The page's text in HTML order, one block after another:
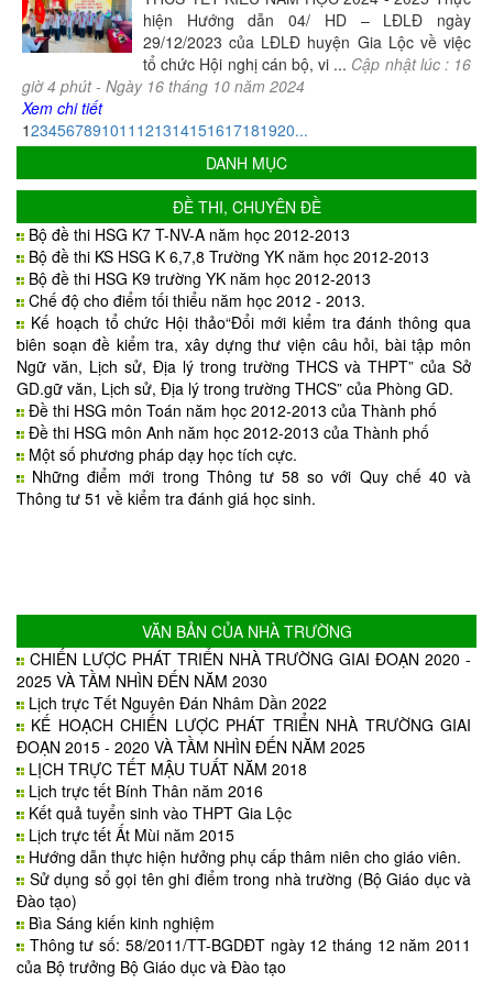
hiện Hướng dẫn 04/ HD – LĐLĐ ngày
29/12/2023 của LĐLĐ huyện Gia Lộc về việc
tổ chức Hội nghị cán bộ, vi ... Cập nhật lúc : 16
giờ 4 phút - Ngày 16 tháng 10 năm 2024
Xem chi tiết
1234567891011 121314151617181920...
DANH MỤC
ĐỀ THI, CHUYÊN ĐỀ
Bộ đề thi HSG K7 T-NV-A năm học 2012-2013
Bộ đề thi KS HSG K 6,7,8 Trường YK năm học 2012-2013
Bộ đề thi HSG K9 trường YK năm học 2012-2013
Chế độ cho điểm tối thiểu năm học 2012 - 2013.
Kế hoạch tổ chức Hội thảo“Đổi mới kiểm tra đánh thông qua
biên soạn đề kiểm tra, xây dựng thư viện câu hỏi, bài tập môn
Ngữ văn, Lịch sử, Địa lý trong trường THCS và THPT” của Sở
GD.gữ văn, Lịch sử, Địa lý trong trường THCS” của Phòng GD.
Đề thi HSG môn Toán năm học 2012-2013 của Thành phố
Đề thi HSG môn Anh năm học 2012-2013 của Thành phố
Một số phương pháp dạy học tích cực.
Những điểm mới trong Thông tư 58 so với Quy chế 40 và
Thông tư 51 về kiểm tra đánh giá học sinh.
VĂN BẢN CỦA NHÀ TRƯỜNG
CHIẾN LƯỢC PHÁT TRIỂN NHÀ TRƯỜNG GIAI ĐOẠN 2020 -
2025 VÀ TẦM NHÌN ĐẾN NĂM 2030
Lịch trực Tết Nguyên Đán Nhâm Dần 2022
KẾ HOẠCH CHIẾN LƯỢC PHÁT TRIỂN NHÀ TRƯỜNG GIAI
ĐOẠN 2015 - 2020 VÀ TẦM NHÌN ĐẾN NĂM 2025
LỊCH TRỰC TẾT MẬU TUẤT NĂM 2018
Lịch trực tết Bính Thân năm 2016
Kết quả tuyển sinh vào THPT Gia Lộc
Lịch trực tết Ất Mùi năm 2015
Hướng dẫn thực hiện hưởng phụ cấp thâm niên cho giáo viên.
Sử dụng sổ gọi tên ghi điểm trong nhà trường (Bộ Giáo dục và
Đào tạo)
Bìa Sáng kiến kinh nghiệm
Thông tư số: 58/2011/TT-BGDĐT ngày 12 tháng 12 năm 2011
của Bộ trưởng Bộ Giáo dục và Đào tạo